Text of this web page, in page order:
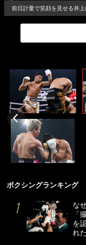
前日計量で笑顔を見せる井
ボクシングランキング
な
「
を
れ